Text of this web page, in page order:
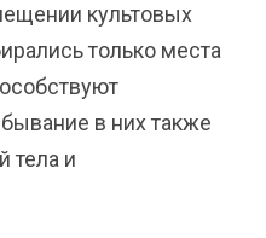
культовых
только места
в них также
тела и